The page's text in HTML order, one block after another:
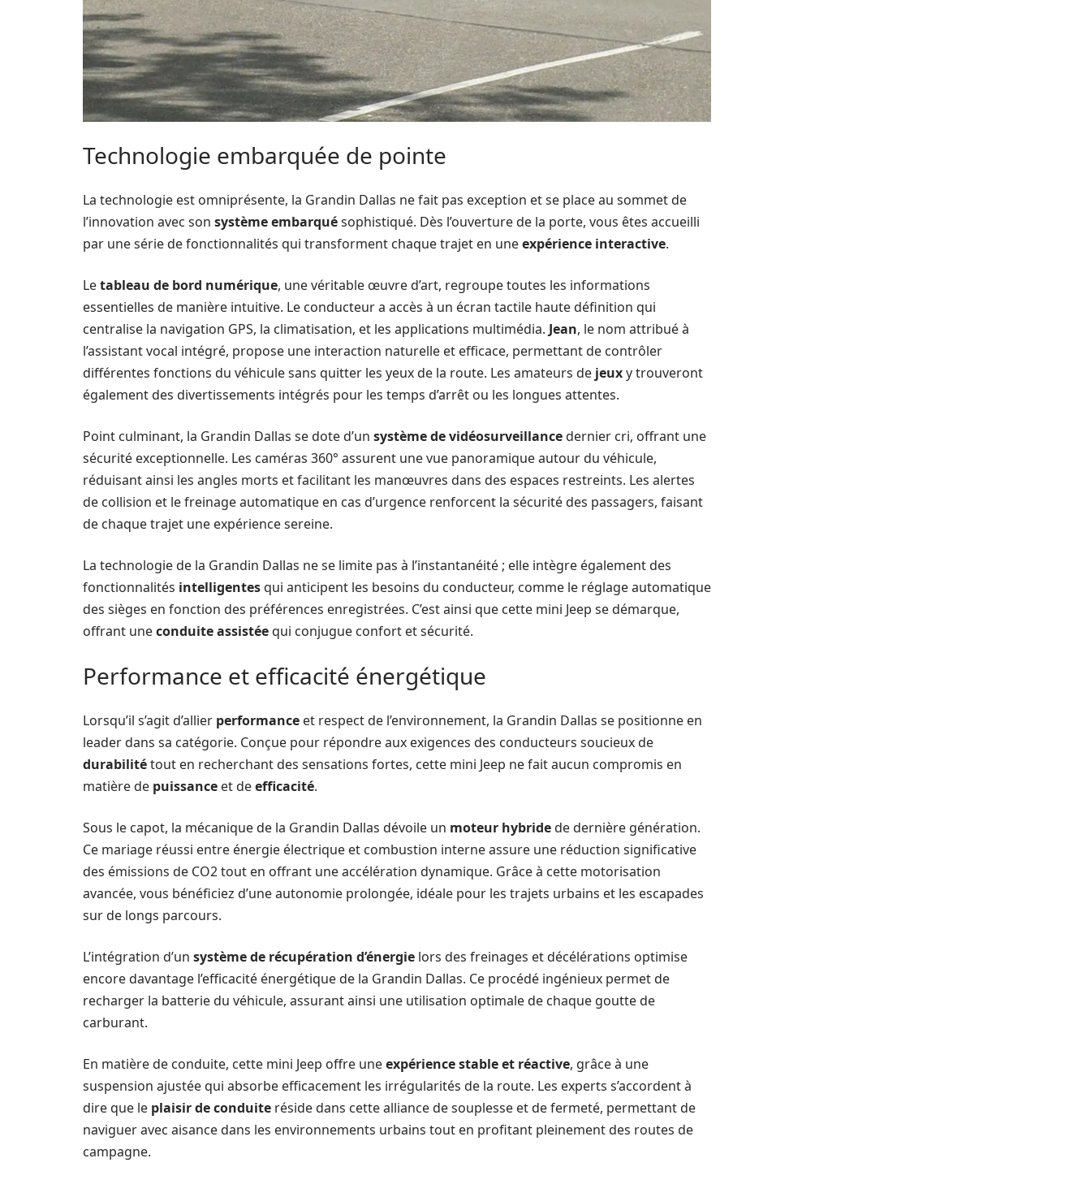
Technologie embarquée de pointe
La technologie est omniprésente, la Grandin Dallas ne fait pas exception et se place au sommet de
l’innovation avec son système embarquésophistiqué. Dès l’ouverture de la porte, vous êtes accueilli
par une série de fonctionnalités qui transforment chaque trajet en uneexpérience interactive.
Letableau de bord numérique, une véritable œuvre d’art, regroupe toutes les informations
essentielles de manière intuitive. Le conducteur a accès à un écran tactile haute définition qui
centralise la navigation GPS, la climatisation, et les applications multimédia. Jean, le nom attribué à
l’assistant vocal intégré, propose une interaction naturelle et efficace, permettant de contrôler
différentes fonctions du véhicule sans quitter les yeux de la route. Les amateurs de jeuxy trouveront
également des divertissements intégrés pour les temps d’arrêt ou les longues attentes.
Point culminant, la Grandin Dallas se dote d’un système de vidéosurveillancedernier cri, offrant une
sécurité exceptionnelle. Les caméras 360° assurent une vue panoramique autour du véhicule,
réduisant ainsi les angles morts et facilitant les manœuvres dans des espaces restreints. Les alertes
de collision et le freinage automatique en cas d’urgence renforcent la sécurité des passagers, faisant
de chaque trajet une expérience sereine.
La technologie de la Grandin Dallas ne se limite pas à l’instantanéité ; elle intègre également des
fonctionnalités intelligentesqui anticipent les besoins du conducteur, comme le réglage automatique
des sièges en fonction des préférences enregistrées. C’est ainsi que cette mini Jeep se démarque,
offrant uneconduite assistéequi conjugue confort et sécurité.
Performance et efficacité énergétique
Lorsqu’il s’agit d’allier performance et respect de l’environnement, la Grandin Dallas se positionne en
leader dans sa catégorie. Conçue pour répondre aux exigences des conducteurs soucieux de
durabilitétout en recherchant des sensations fortes, cette mini Jeep ne fait aucun compromis en
matière de puissance et deefficacité.
Sous le capot, la mécanique de la Grandin Dallas dévoile un moteur hybridede dernière génération.
Ce mariage réussi entre énergie électrique et combustion interne assure une réduction significative
des émissions de CO2 tout en offrant une accélération dynamique. Grâce à cette motorisation
avancée, vous bénéficiez d’une autonomie prolongée, idéale pour les trajets urbains et les escapades
sur de longs parcours.
L’intégration d’un système de récupération d’énergie lors des freinages et décélérations optimise
encore davantage l’efficacité énergétique de la Grandin Dallas. Ce procédé ingénieux permet de
recharger la batterie du véhicule, assurant ainsi une utilisation optimale de chaque goutte de
carburant.
En matière de conduite, cette mini Jeep offre uneexpérience stable et réactive, grâce à une
suspension ajustée qui absorbe efficacement les irrégularités de la route. Les experts s’accordent à
dire que le plaisir de conduite réside dans cette alliance de souplesse et de fermeté, permettant de
naviguer avec aisance dans les environnements urbains tout en profitant pleinement des routes de
campagne.